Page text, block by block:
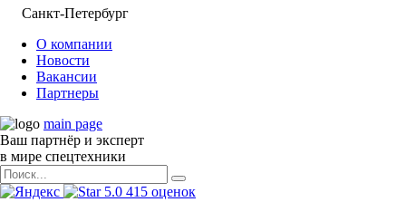
Санкт-Петербург
О компании
Новости
Вакансии
Партнеры
main page
Ваш партнёр и эксперт
в мире спецтехники
5.0 415 оценок